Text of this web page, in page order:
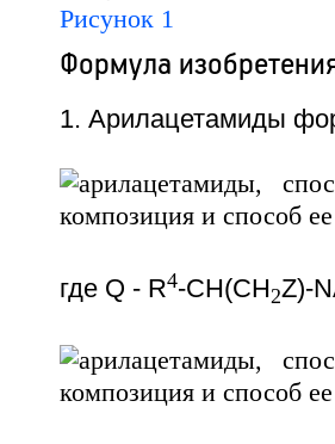
Рисунок 1
Формула
1. Арилацетамиды
где Q - R4-CH(CH2Z)-